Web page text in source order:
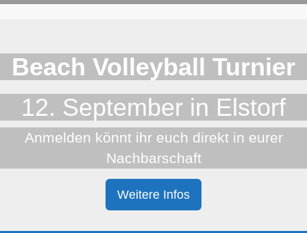
Beach Volleyball Turnier
12. September in Elstorf
Anmelden könnt ihr euch direkt in eurer
Nachbarschaft
Weitere Infos